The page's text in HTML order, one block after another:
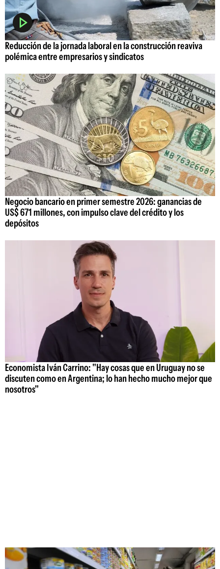
Reducción de la jornada laboral en la construcción reaviva
polémica entre empresarios y sindicatos
Negocio bancario en primer semestre 2026: ganancias de
US$ 671 millones, con impulso clave del crédito y los
depósitos
Economista Iván Carrino: "Hay cosas que en Uruguay no se
discuten como en Argentina; lo han hecho mucho mejor que
nosotros"